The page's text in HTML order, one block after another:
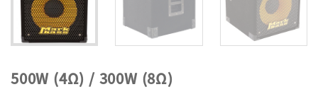
500W (4Ω) / 300W (8Ω)